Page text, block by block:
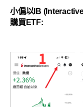
小偏以IB
購買ETF: